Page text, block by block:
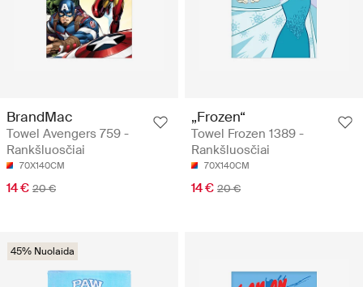
BrandMac
Towel Avengers 759 -
Rankšluosčiai
70X140CM
14 € 20 €
„Frozen“
Towel Frozen 1389 -
Rankšluosčiai
70X140CM
14 € 20 €
45% Nuolaida